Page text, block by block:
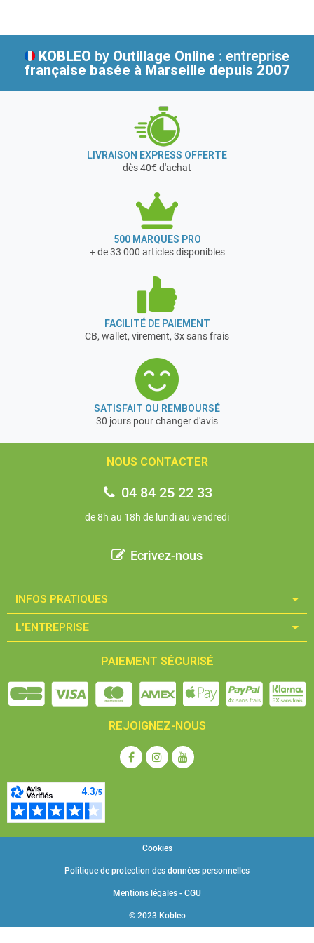
exporte l'essentiel de sa production dans près de 70 pays.
KOBLEO by Outillage Online : entreprise
française basée à Marseille depuis 2007
LIVRAISON EXPRESS OFFERTE
dès 40€ d'achat
500 MARQUES PRO
+ de 33 000 articles disponibles
FACILITÉ DE PAIEMENT
CB, wallet, virement, 3x sans frais
SATISFAIT OU REMBOURSÉ
30 jours pour changer d'avis
NOUS CONTACTER
04 84 25 22 33
de 8h au 18h de lundi au vendredi
Ecrivez-nous
INFOS PRATIQUES​
L'ENTREPRISE​
PAIEMENT SÉCURISÉ
REJOIGNEZ-NOUS
© 2023 Kobleo
Mentions légales - CGU
Politique de protection des données personnelles
Cookies